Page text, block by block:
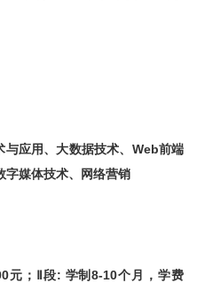
应用、大数据技术、 Web前端
字媒体技术、网络营销
元；Ⅱ段: 学制8-10个月，学费